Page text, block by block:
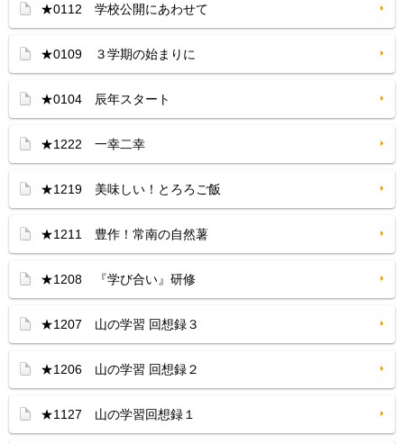
★0112 学校公開にあわせて
★0109 ３学期の始まりに
★0104 辰年スタート
★1222 一幸二幸
★1219 美味しい！とろろご飯
★1211 豊作！常南の自然薯
★1208 『学び合い』研修
★1207 山の学習 回想録３
★1206 山の学習 回想録２
★1127 山の学習回想録１